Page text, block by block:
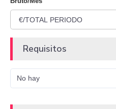
Requisitos
No hay